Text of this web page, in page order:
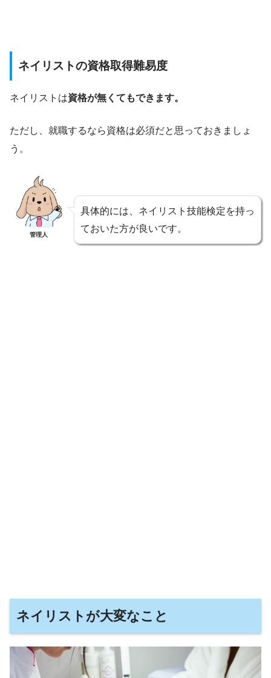
ネイリストの資格取得難易度
ネイリストは資格が無くてもできます。
ただし、就職するなら資格は必須だと思っておきましょ
う。
管理人
具体的には、ネイリスト技能検定を持っ
ておいた方が良いです。
ネイリストが大変なこと